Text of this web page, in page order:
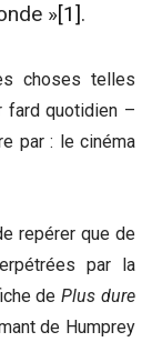
»[1].
choses telles
fard quotidien –
par : le cinéma
repérer que de
par la
dePlus dure
de Humprey